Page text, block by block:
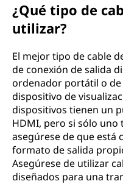
¿Qué tipo de
utilizar?
El mejor tipo de cable
de conexión de salida
ordenador portátil o de
dispositivo de
dispositivos tienen un
HDMI, pero si sólo
asegúrese de que está
formato de salida
Asegúrese de utilizar
diseñados para una